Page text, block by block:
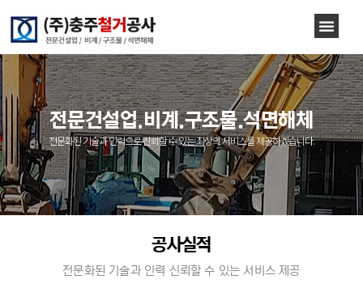
전문건설업.비계.구조물.석면해체
전문화된 기술과 인력으로 신뢰할 수 있는 최상의 서비스를 제공하겠습니다.
공사실적
전문화된 기술과 인력 신뢰할 수 있는 서비스 제공